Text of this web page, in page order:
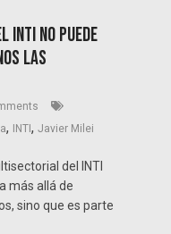
no puede
las
, INTI,Javier Milei
del INTI
más allá de
sino que es parte